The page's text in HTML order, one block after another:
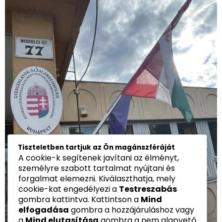
Tiszteletben tartjuk az Ön magánszféráját
A cookie-k segítenek javítani az élményt,
személyre szabott tartalmat nyújtani és
forgalmat elemezni. Kiválaszthatja, mely
cookie-kat engedélyezi a Testreszabás
gombra kattintva. Kattintson a Mind
elfogadása gombra a hozzájáruláshoz vagy